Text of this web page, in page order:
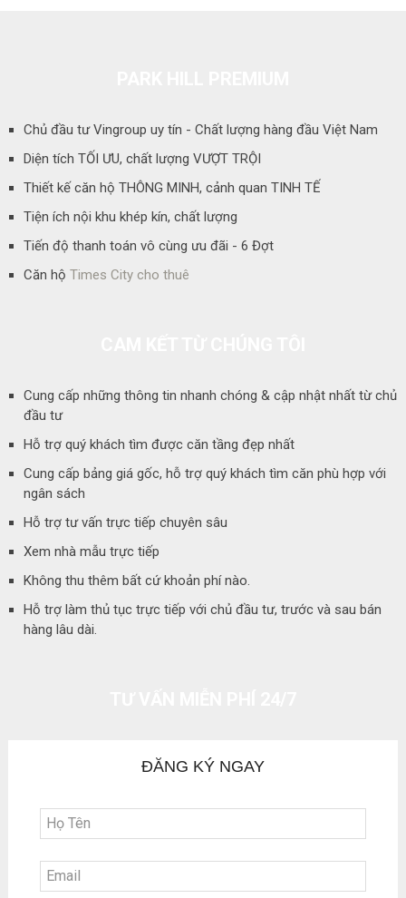
Chủ đầu tư Vingroup uy tín - Chất lượng hàng đầu Việt Nam
Diện tích TỐI ƯU, chất lượng VƯỢT TRỘI
Thiết kế căn hộ THÔNG MINH, cảnh quan TINH TẾ
Tiện ích nội khu khép kín, chất lượng
Tiến độ thanh toán vô cùng ưu đãi - 6 Đợt
Căn hộ Times City cho thuê
Cung cấp những thông tin nhanh chóng & cập nhật nhất từ chủ
đầu tư
Hỗ trợ quý khách tìm được căn tầng đẹp nhất
Cung cấp bảng giá gốc, hỗ trợ quý khách tìm căn phù hợp với
ngân sách
Hỗ trợ tư vấn trực tiếp chuyên sâu
Xem nhà mẫu trực tiếp
Không thu thêm bất cứ khoản phí nào.
Hỗ trợ làm thủ tục trực tiếp với chủ đầu tư, trước và sau bán
hàng lâu dài.
ĐĂNG KÝ NGAY